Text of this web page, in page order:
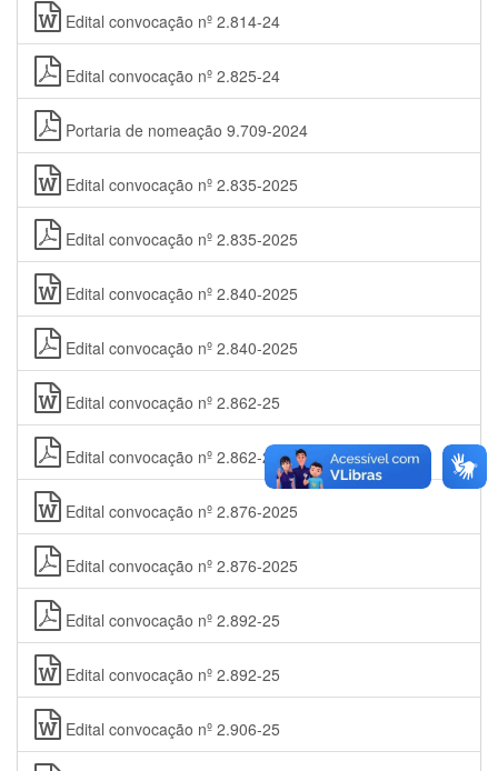
Edital convocação nº 2.814-24
Edital convocação nº 2.825-24
Portaria de nomeação 9.709-2024
Edital convocação nº 2.835-2025
Edital convocação nº 2.835-2025
Edital convocação nº 2.840-2025
Edital convocação nº 2.840-2025
Edital convocação nº 2.862-25
Edital convocação nº 2.862-25
Edital convocação nº 2.876-2025
Edital convocação nº 2.876-2025
Edital convocação nº 2.892-25
Edital convocação nº 2.892-25
Edital convocação nº 2.906-25